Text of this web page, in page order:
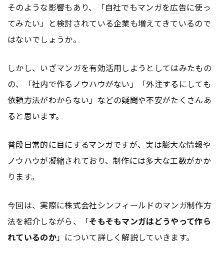
そのような影響もあり、「自社でもマンガを広告に使っ
てみたい」と検討されている企業も増えてきているので
はないでしょうか。
しかし、いざマンガを有効活用しようとしてはみたもの
の、「社内で作るノウハウがない」「外注するにしても
依頼方法がわからない」などの疑問や不安がたくさんあ
ると思います。
普段日常的に目にするマンガですが、実は膨大な情報や
ノウハウが凝縮されており、制作には多大な工数がかか
ります。
今回は、実際に株式会社シンフィールドのマンガ制作方
法を紹介しながら、「そもそもマンガはどうやって作ら
れているのか」について詳しく解説していきます。